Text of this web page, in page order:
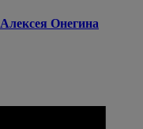
Алексея Онегина